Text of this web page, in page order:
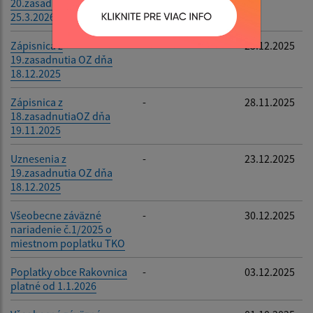
25.3.2026
Zápisnica z
19.zasadnutia OZ dňa
18.12.2025
- 23.12.2025
Zápisnica z
18.zasadnutiaOZ dňa
19.11.2025
- 28.11.2025
Uznesenia z
19.zasadnutia OZ dňa
18.12.2025
- 23.12.2025
Všeobecne záväzné
nariadenie č.1/2025 o
miestnom poplatku TKO
- 30.12.2025
Poplatky obce Rakovnica
platné od 1.1.2026
- 03.12.2025